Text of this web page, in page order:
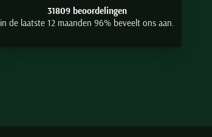
31809 beoordelingen
in de laatste 12 maanden 96% beveelt ons aan.